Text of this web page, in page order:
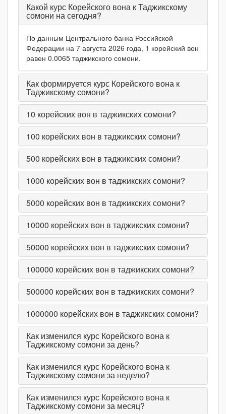
Какой курс Корейского вона к Таджикскому
сомони на сегодня?
По данным Центрального банка Российской
Федерации на 7 августа 2026 года, 1 корейский вон
равен 0.0065 таджикского сомони.
Как формируется курс Корейского вона к
Таджикскому сомони?
10 корейских вон в таджикских сомони?
100 корейских вон в таджикских сомони?
500 корейских вон в таджикских сомони?
1000 корейских вон в таджикских сомони?
5000 корейских вон в таджикских сомони?
10000 корейских вон в таджикских сомони?
50000 корейских вон в таджикских сомони?
100000 корейских вон в таджикских сомони?
500000 корейских вон в таджикских сомони?
1000000 корейских вон в таджикских сомони?
Как изменился курс Корейского вона к
Таджикскому сомони за день?
Как изменился курс Корейского вона к
Таджикскому сомони за неделю?
Как изменился курс Корейского вона к
Таджикскому сомони за месяц?